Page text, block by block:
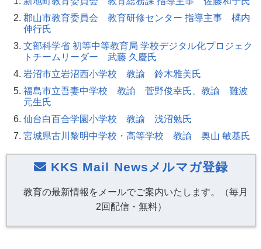
郡山市教育委員会 教育研修センター 指導主事 橘内
伸行氏
文部科学省 初等中等教育局 学校デジタル化プロジェク
トチームリーダー 武藤 久慶氏
岩沼市立岩沼西小学校 教諭 鈴木雅美氏
福島市立吾妻中学校 教諭 菅野俊幸氏、教諭 難波
元生氏
仙台白百合学園小学校 教諭 浅沼勉氏
宮城県古川黎明中学校・高等学校 教諭 奥山 敏基氏
KKS Mail Newsメルマガ登録
教育の最新情報をメールでご案内いたします。（毎月
2回配信・無料）